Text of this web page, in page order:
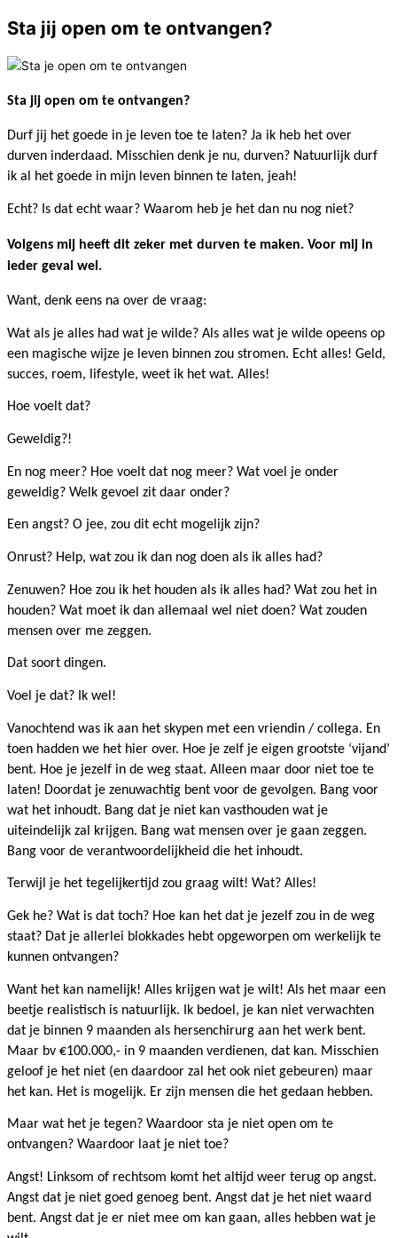
Sta jij open om te ontvangen?
Sta jij open om te ontvangen?
Durf jij het goede in je leven toe te laten? Ja ik heb het over
durven inderdaad. Misschien denk je nu, durven? Natuurlijk durf
ik al het goede in mijn leven binnen te laten, jeah!
Echt? Is dat echt waar? Waarom heb je het dan nu nog niet?
Volgens mij heeft dit zeker met durven te maken. Voor mij in
ieder geval wel.
Want, denk eens na over de vraag:
Wat als je alles had wat je wilde? Als alles wat je wilde opeens op
een magische wijze je leven binnen zou stromen. Echt alles! Geld,
succes, roem, lifestyle, weet ik het wat. Alles!
Hoe voelt dat?
Geweldig?!
En nog meer? Hoe voelt dat nog meer? Wat voel je onder
geweldig? Welk gevoel zit daar onder?
Een angst? O jee, zou dit echt mogelijk zijn?
Onrust? Help, wat zou ik dan nog doen als ik alles had?
Zenuwen? Hoe zou ik het houden als ik alles had? Wat zou het in
houden? Wat moet ik dan allemaal wel niet doen? Wat zouden
mensen over me zeggen.
Dat soort dingen.
Voel je dat? Ik wel!
Vanochtend was ik aan het skypen met een vriendin / collega. En
toen hadden we het hier over. Hoe je zelf je eigen grootste ‘vijand’
bent. Hoe je jezelf in de weg staat. Alleen maar door niet toe te
laten! Doordat je zenuwachtig bent voor de gevolgen. Bang voor
wat het inhoudt. Bang dat je niet kan vasthouden wat je
uiteindelijk zal krijgen. Bang wat mensen over je gaan zeggen.
Bang voor de verantwoordelijkheid die het inhoudt.
Terwijl je het tegelijkertijd zou graag wilt! Wat? Alles!
Gek he? Wat is dat toch? Hoe kan het dat je jezelf zou in de weg
staat? Dat je allerlei blokkades hebt opgeworpen om werkelijk te
kunnen ontvangen?
Want het kan namelijk! Alles krijgen wat je wilt! Als het maar een
beetje realistisch is natuurlijk. Ik bedoel, je kan niet verwachten
dat je binnen 9 maanden als hersenchirurg aan het werk bent.
Maar bv €100.000,- in 9 maanden verdienen, dat kan. Misschien
geloof je het niet (en daardoor zal het ook niet gebeuren) maar
het kan. Het is mogelijk. Er zijn mensen die het gedaan hebben.
Maar wat het je tegen? Waardoor sta je niet open om te
ontvangen? Waardoor laat je niet toe?
Angst! Linksom of rechtsom komt het altijd weer terug op angst.
Angst dat je niet goed genoeg bent. Angst dat je het niet waard
bent. Angst dat je er niet mee om kan gaan, alles hebben wat je